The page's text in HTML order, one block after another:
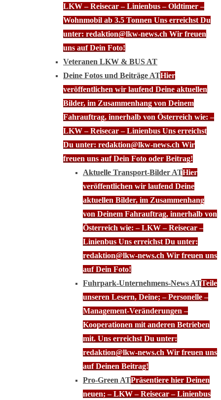
LKW – Reisecar – Linienbus – Oldtimer –
Wohnmobil ab 3.5 Tonnen Uns erreichst Du
unter: redaktion@lkw-news.ch Wir freuen
uns auf Dein Foto!
Veteranen LKW & BUS AT
Deine Fotos und Beiträge ATHier
veröffentlichen wir laufend Deine aktuellen
Bilder, im Zusammenhang von Deinem
Fahrauftrag, innerhalb von Österreich wie: –
LKW – Reisecar – Linienbus Uns erreichst
Du unter: redaktion@lkw-news.ch Wir
freuen uns auf Dein Foto oder Beitrag!
Aktuelle Transport-Bilder ATHier
veröffentlichen wir laufend Deine
aktuellen Bilder, im Zusammenhang
von Deinem Fahrauftrag, innerhalb von
Österreich wie: – LKW – Reisecar –
Linienbus Uns erreichst Du unter:
redaktion@lkw-news.ch Wir freuen uns
auf Dein Foto!
Fuhrpark-Unternehmens-News ATTeile
unseren Lesern, Deine; – Personelle –
Management-Veränderungen –
Kooperationen mit anderen Betrieben
mit. Uns erreichst Du unter:
redaktion@lkw-news.ch Wir freuen uns
auf Deinen Beitrag!
Pro-Green ATPräsentiere hier Deinen
neuen; – LKW – Reisecar – Linienbus